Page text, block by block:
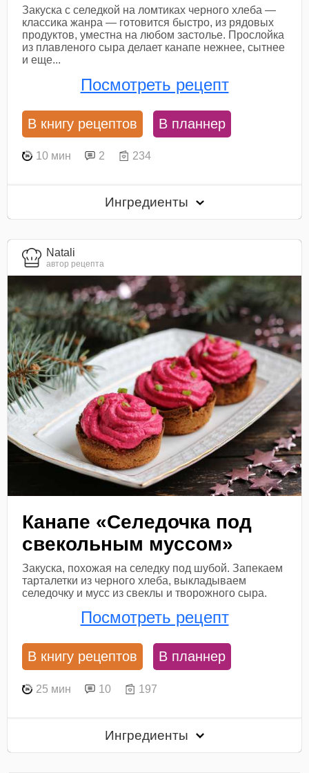
Закуска с селедкой на ломтиках черного хлеба —
классика жанра — готовится быстро, из рядовых
продуктов, уместна на любом застолье. Прослойка
из плавленого сыра делает канапе нежнее, сытнее
и еще...
Посмотреть рецепт
В книгу рецептов В планнер
10 мин 2 234
Ингредиенты
Natali
автор рецепта
Канапе «Селедочка под
свекольным муссом»
Закуска, похожая на селедку под шубой. Запекаем
тарталетки из черного хлеба, выкладываем
селедочку и мусс из свеклы и творожного сыра.
Посмотреть рецепт
В книгу рецептов В планнер
25 мин 10 197
Ингредиенты